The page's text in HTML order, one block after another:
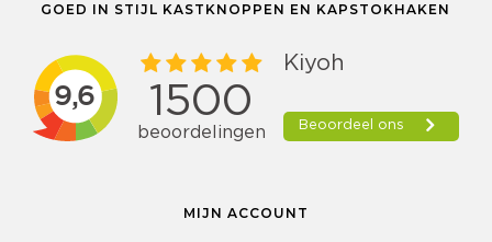
GOED IN STIJL KASTKNOPPEN EN KAPSTOKHAKEN
MIJN ACCOUNT